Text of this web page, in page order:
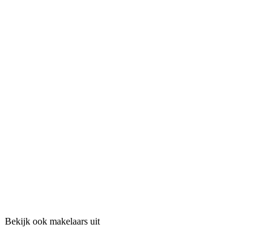
Bekijk ook makelaars uit